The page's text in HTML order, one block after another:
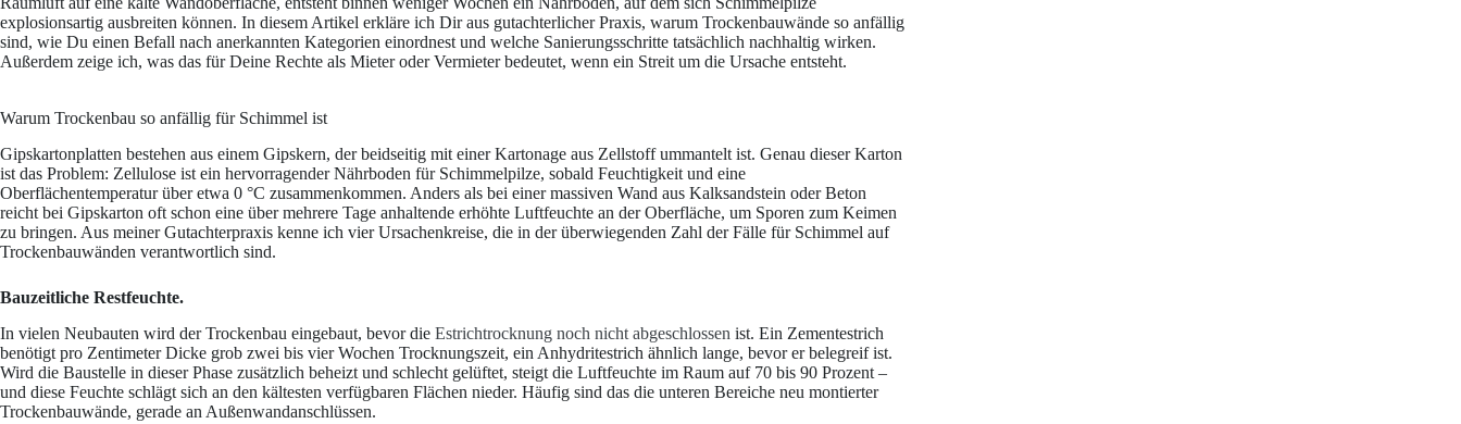
explosionsartig ausbreiten können. In diesem Artikel erkläre ich Dir aus gutachterlicher Praxis, warum Trockenbauwände so anfällig
sind, wie Du einen Befall nach anerkannten Kategorien einordnest und welche Sanierungsschritte tatsächlich nachhaltig wirken.
Außerdem zeige ich, was das für Deine Rechte als Mieter oder Vermieter bedeutet, wenn ein Streit um die Ursache entsteht.
Warum Trockenbau so anfällig für Schimmel ist
Gipskartonplatten bestehen aus einem Gipskern, der beidseitig mit einer Kartonage aus Zellstoff ummantelt ist. Genau dieser Karton
ist das Problem: Zellulose ist ein hervorragender Nährboden für Schimmelpilze, sobald Feuchtigkeit und eine
Oberflächentemperatur über etwa 0 °C zusammenkommen. Anders als bei einer massiven Wand aus Kalksandstein oder Beton
reicht bei Gipskarton oft schon eine über mehrere Tage anhaltende erhöhte Luftfeuchte an der Oberfläche, um Sporen zum Keimen
zu bringen. Aus meiner Gutachterpraxis kenne ich vier Ursachenkreise, die in der überwiegenden Zahl der Fälle für Schimmel auf
Trockenbauwänden verantwortlich sind.
Bauzeitliche Restfeuchte.
In vielen Neubauten wird der Trockenbau eingebaut, bevor die Estrichtrocknung noch nicht abgeschlossen ist. Ein Zementestrich
benötigt pro Zentimeter Dicke grob zwei bis vier Wochen Trocknungszeit, ein Anhydritestrich ähnlich lange, bevor er belegreif ist.
Wird die Baustelle in dieser Phase zusätzlich beheizt und schlecht gelüftet, steigt die Luftfeuchte im Raum auf 70 bis 90 Prozent –
und diese Feuchte schlägt sich an den kältesten verfügbaren Flächen nieder. Häufig sind das die unteren Bereiche neu montierter
Trockenbauwände, gerade an Außenwandanschlüssen.